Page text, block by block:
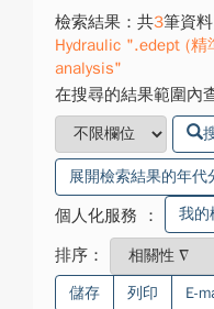
檢索結果：共3筆資
Hydraulic ".edept (精
analysis"
在搜尋的結果範圍內
展開檢索結果的年代
個人化服務 ： 我的
排序：
儲存 列印 E-